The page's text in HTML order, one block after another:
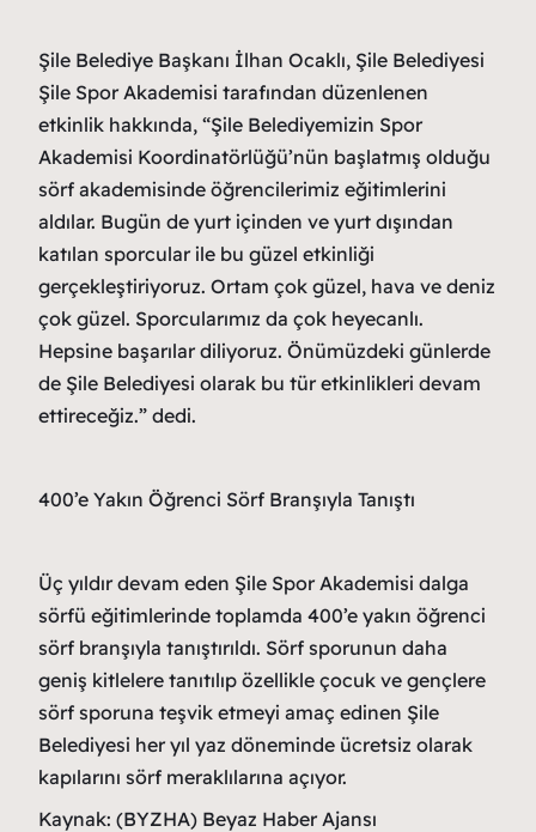
Şile Belediye Başkanı İlhan Ocaklı, Şile Belediyesi
Şile Spor Akademisi tarafından düzenlenen
etkinlik hakkında, “Şile Belediyemizin Spor
Akademisi Koordinatörlüğü’nün başlatmış olduğu
sörf akademisinde öğrencilerimiz eğitimlerini
aldılar. Bugün de yurt içinden ve yurt dışından
katılan sporcular ile bu güzel etkinliği
gerçekleştiriyoruz. Ortam çok güzel, hava ve deniz
çok güzel. Sporcularımız da çok heyecanlı.
Hepsine başarılar diliyoruz. Önümüzdeki günlerde
de Şile Belediyesi olarak bu tür etkinlikleri devam
ettireceğiz.” dedi.
400’e Yakın Öğrenci Sörf Branşıyla Tanıştı
Üç yıldır devam eden Şile Spor Akademisi dalga
sörfü eğitimlerinde toplamda 400’e yakın öğrenci
sörf branşıyla tanıştırıldı. Sörf sporunun daha
geniş kitlelere tanıtılıp özellikle çocuk ve gençlere
sörf sporuna teşvik etmeyi amaç edinen Şile
Belediyesi her yıl yaz döneminde ücretsiz olarak
kapılarını sörf meraklılarına açıyor.
Kaynak: (BYZHA) Beyaz Haber Ajansı